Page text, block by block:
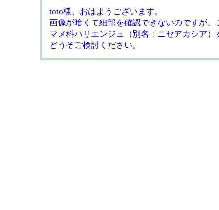
toto様、おはようございます。
画像が暗くて細部を確認できないのですが
マメ科ハリエンジュ（別名：ニセアカシア
どうぞご検討ください。